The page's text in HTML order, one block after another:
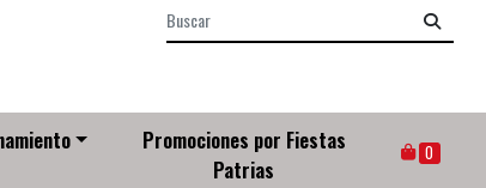
Promociones por Fiestas
Patrias
0